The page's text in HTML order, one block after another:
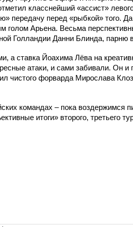
класснейший «ассист»
передачу перед «рыбкой» того.
голом Арьена. Весьма
Голландии Данни Блинда, парню
а ставка Йоахима Лёва на
атаки, и сами забивали. Он и
чистого форварда Мирослава
командах – пока воздержимся
итоги» второго, третьего